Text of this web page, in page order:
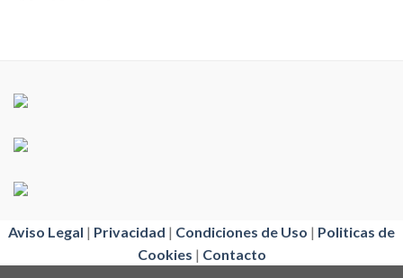
Aviso Legal | Privacidad | Condiciones de Uso | Politicas de
Cookies | Contacto